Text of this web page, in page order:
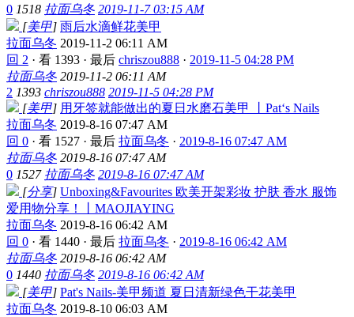
0 1518 拉面乌冬 2019-11-7 03:15 AM
[美甲] 雨后水滴鲜花美甲
拉面乌冬 2019-11-2 06:11 AM
回 2 · 看 1393 · 最后 chriszou888 · 2019-11-5 04:28 PM
拉面乌冬 2019-11-2 06:11 AM
2 1393 chriszou888 2019-11-5 04:28 PM
[美甲] 用牙签就能做出的夏日水磨石美甲 丨Pat‘s Nails
拉面乌冬 2019-8-16 07:47 AM
回 0 · 看 1527 · 最后 拉面乌冬 · 2019-8-16 07:47 AM
拉面乌冬 2019-8-16 07:47 AM
0 1527 拉面乌冬 2019-8-16 07:47 AM
[分享] Unboxing&Favourites 欧美开架彩妆 护肤 香水 服饰
爱用物分享！丨MAOJIAYING
拉面乌冬 2019-8-16 06:42 AM
回 0 · 看 1440 · 最后 拉面乌冬 · 2019-8-16 06:42 AM
拉面乌冬 2019-8-16 06:42 AM
0 1440 拉面乌冬 2019-8-16 06:42 AM
[美甲] Pat's Nails-美甲频道 夏日清新绿色干花美甲
拉面乌冬 2019-8-10 06:03 AM